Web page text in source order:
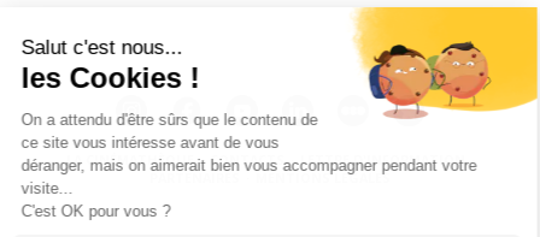
LA CINÉMATHÈQUE · CONTACTS · LETTRE D'INFORMATION ·
MENTIONS LÉGALES